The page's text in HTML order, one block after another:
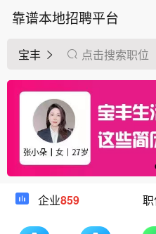
靠谱本地招聘平台
宝丰 点击搜索职位
企业859